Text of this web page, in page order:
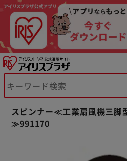
スピンナー≪工業扇風機三脚
≫991170
※ご確認ください
カートに入れる